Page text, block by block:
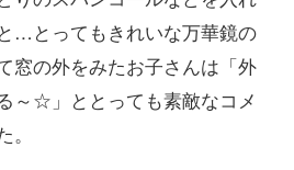
…とってもきれいな万華鏡の
窓の外をみたお子さんは「外
～☆」ととっても素敵なコメ